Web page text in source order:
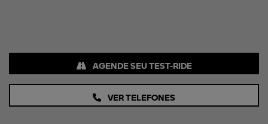
VER TELEFONES
AGENDE SEU TEST-RIDE